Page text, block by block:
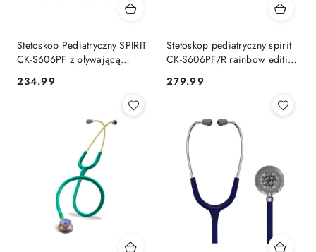
Stetoskop Pediatryczny SPIRIT
CK-S606PF z pływającą
Cena:
234.99
Stetoskop pediatryczny spirit
CK-S606PF/R rainbow edition
Cena:
279.99